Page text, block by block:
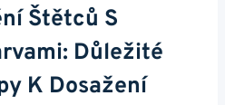
Štětců S
Důležité
⁣k Dosažení